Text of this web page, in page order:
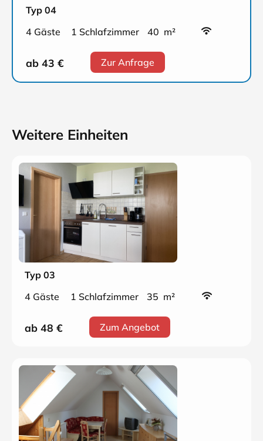
Typ 04
4 Gäste
1 Schlafzimmer 40 m²
ab 43 € Zur Anfrage
Weitere Einheiten
Typ 03
4 Gäste
1 Schlafzimmer 35 m²
ab 48 € Zum Angebot